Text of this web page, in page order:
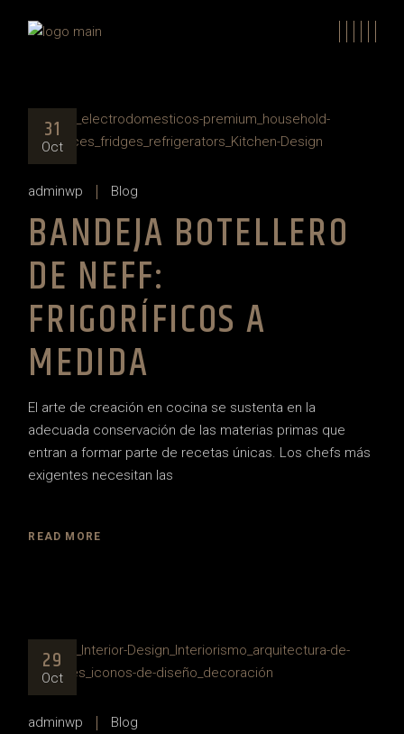
31
Oct
adminwp Blog
BANDEJA BOTELLERO
DE NEFF:
FRIGORÍFICOS A
MEDIDA
El arte de creación en cocina se sustenta en la
adecuada conservación de las materias primas que
entran a formar parte de recetas únicas. Los chefs más
exigentes necesitan las
READ MORE
29
Oct
adminwp Blog